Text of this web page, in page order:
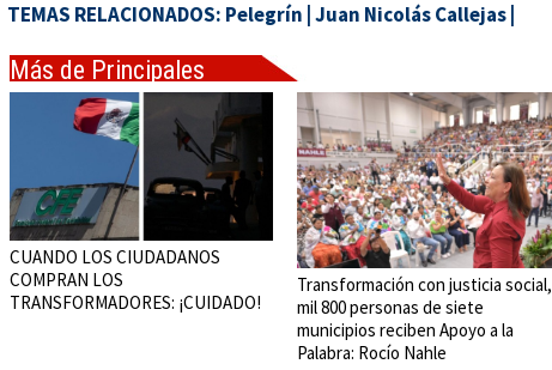
TEMAS RELACIONADOS: Pelegrín Juan Nicolás Callejas
Más de Principales
CUANDO LOS CIUDADANOS
COMPRAN LOS
TRANSFORMADORES: ¡CUIDADO!
Transformación con justicia social,
mil 800 personas de siete
municipios reciben Apoyo a la
Palabra: Rocío Nahle